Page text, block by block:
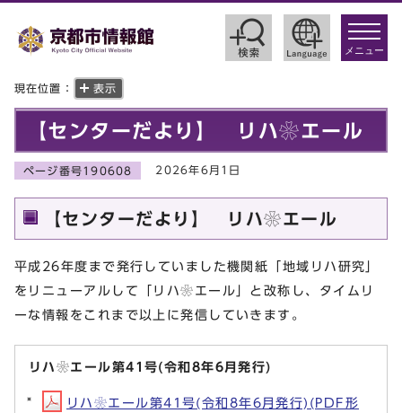
toggle
メニュー
現在位置： 表示
【センターだより】 リハ❀エール
ページ番号190608 2026年6月1日
【センターだより】 リハ❀エール
平成26年度まで発行していました機関紙「地域リハ研究」
をリニューアルして「リハ❀エール」と改称し、タイムリ
ーな情報をこれまで以上に発信していきます。
リハ❀エール第41号(令和8年6月発行)
リハ❀エール第41号(令和8年6月発行)(PDF形